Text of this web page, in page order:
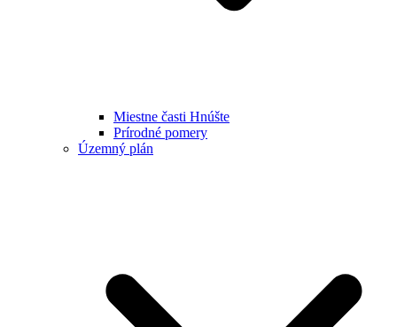
Miestne časti Hnúšte
Prírodné pomery
Územný plán